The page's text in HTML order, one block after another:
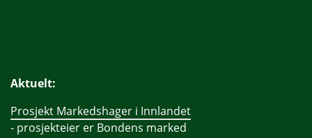
Aktuelt:
Prosjekt Markedshager i Innlandet
- prosjekteier er Bondens marked